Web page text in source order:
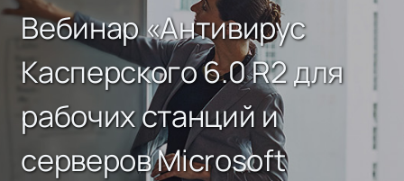
Вебинар «Антивирус
Касперского 6.0 R2 для
рабочих станций и
серверов Microsoft